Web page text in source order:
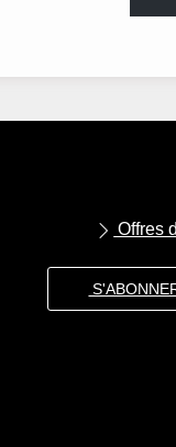
Offres